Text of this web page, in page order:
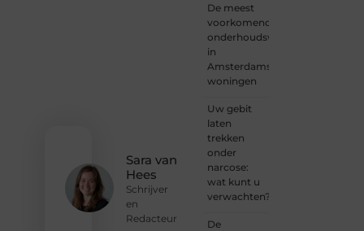
Sara van
Hees
Schrijver
en
Redacteur
De meest
voorkomende
onderhoudswerkzaamheden
in
Amsterdamse
woningen
Uw gebit
laten
trekken
onder
narcose:
wat kunt u
verwachten?
De